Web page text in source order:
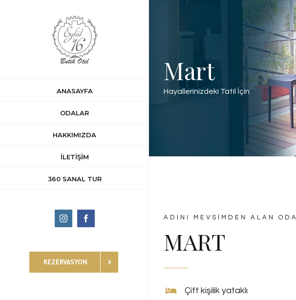
ANASAYFA
ODALAR
HAKKIMIZDA
İLETİŞİM
360 SANAL TUR
Instagram
REZERVASYON
Mart
Hayallerinizdeki Tatil İçin
ADINI MEVSİMDEN ALAN ODA
MART
Çift kişilik yataklı